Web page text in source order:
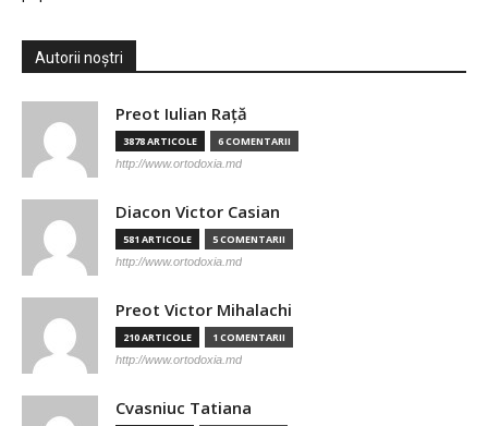
Autorii noștri
Preot Iulian Raţă
3878 ARTICOLE 6 COMENTARII
http://www.ortodoxia.md
Diacon Victor Casian
581 ARTICOLE 5 COMENTARII
http://www.ortodoxia.md
Preot Victor Mihalachi
210 ARTICOLE 1 COMENTARII
http://www.ortodoxia.md
Cvasniuc Tatiana